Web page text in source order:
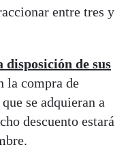
entre tres y
de sus
la compra de
se adquieran a
descuento estará